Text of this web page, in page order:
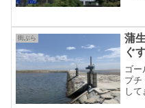
ため
観光
街ぶら
蒲
ぐ
ゴ
プチ
して